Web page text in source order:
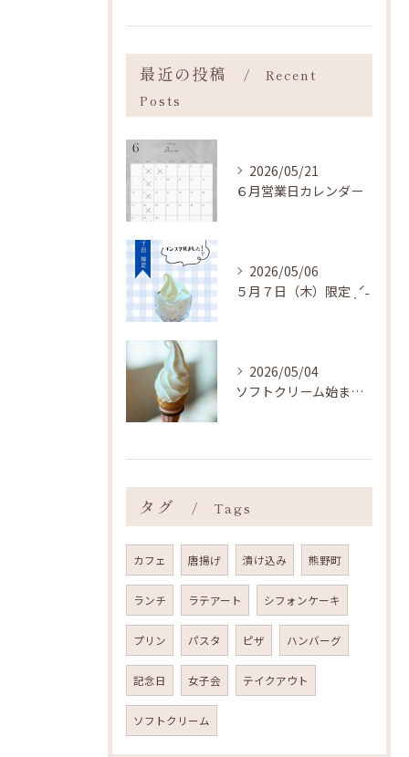
最近の投稿
Recent
Posts
2026/05/21
６月営業日カレンダー
2026/05/06
５月７日（木）限定 ˎˊ˗
2026/05/04
ソフトクリーム始まりました ˎˊ˗
タグ Tags
カフェ 唐揚げ 漬け込み 熊野町
ランチ ラテアート シフォンケーキ
プリン パスタ ピザ ハンバーグ
記念日 女子会 テイクアウト
ソフトクリーム